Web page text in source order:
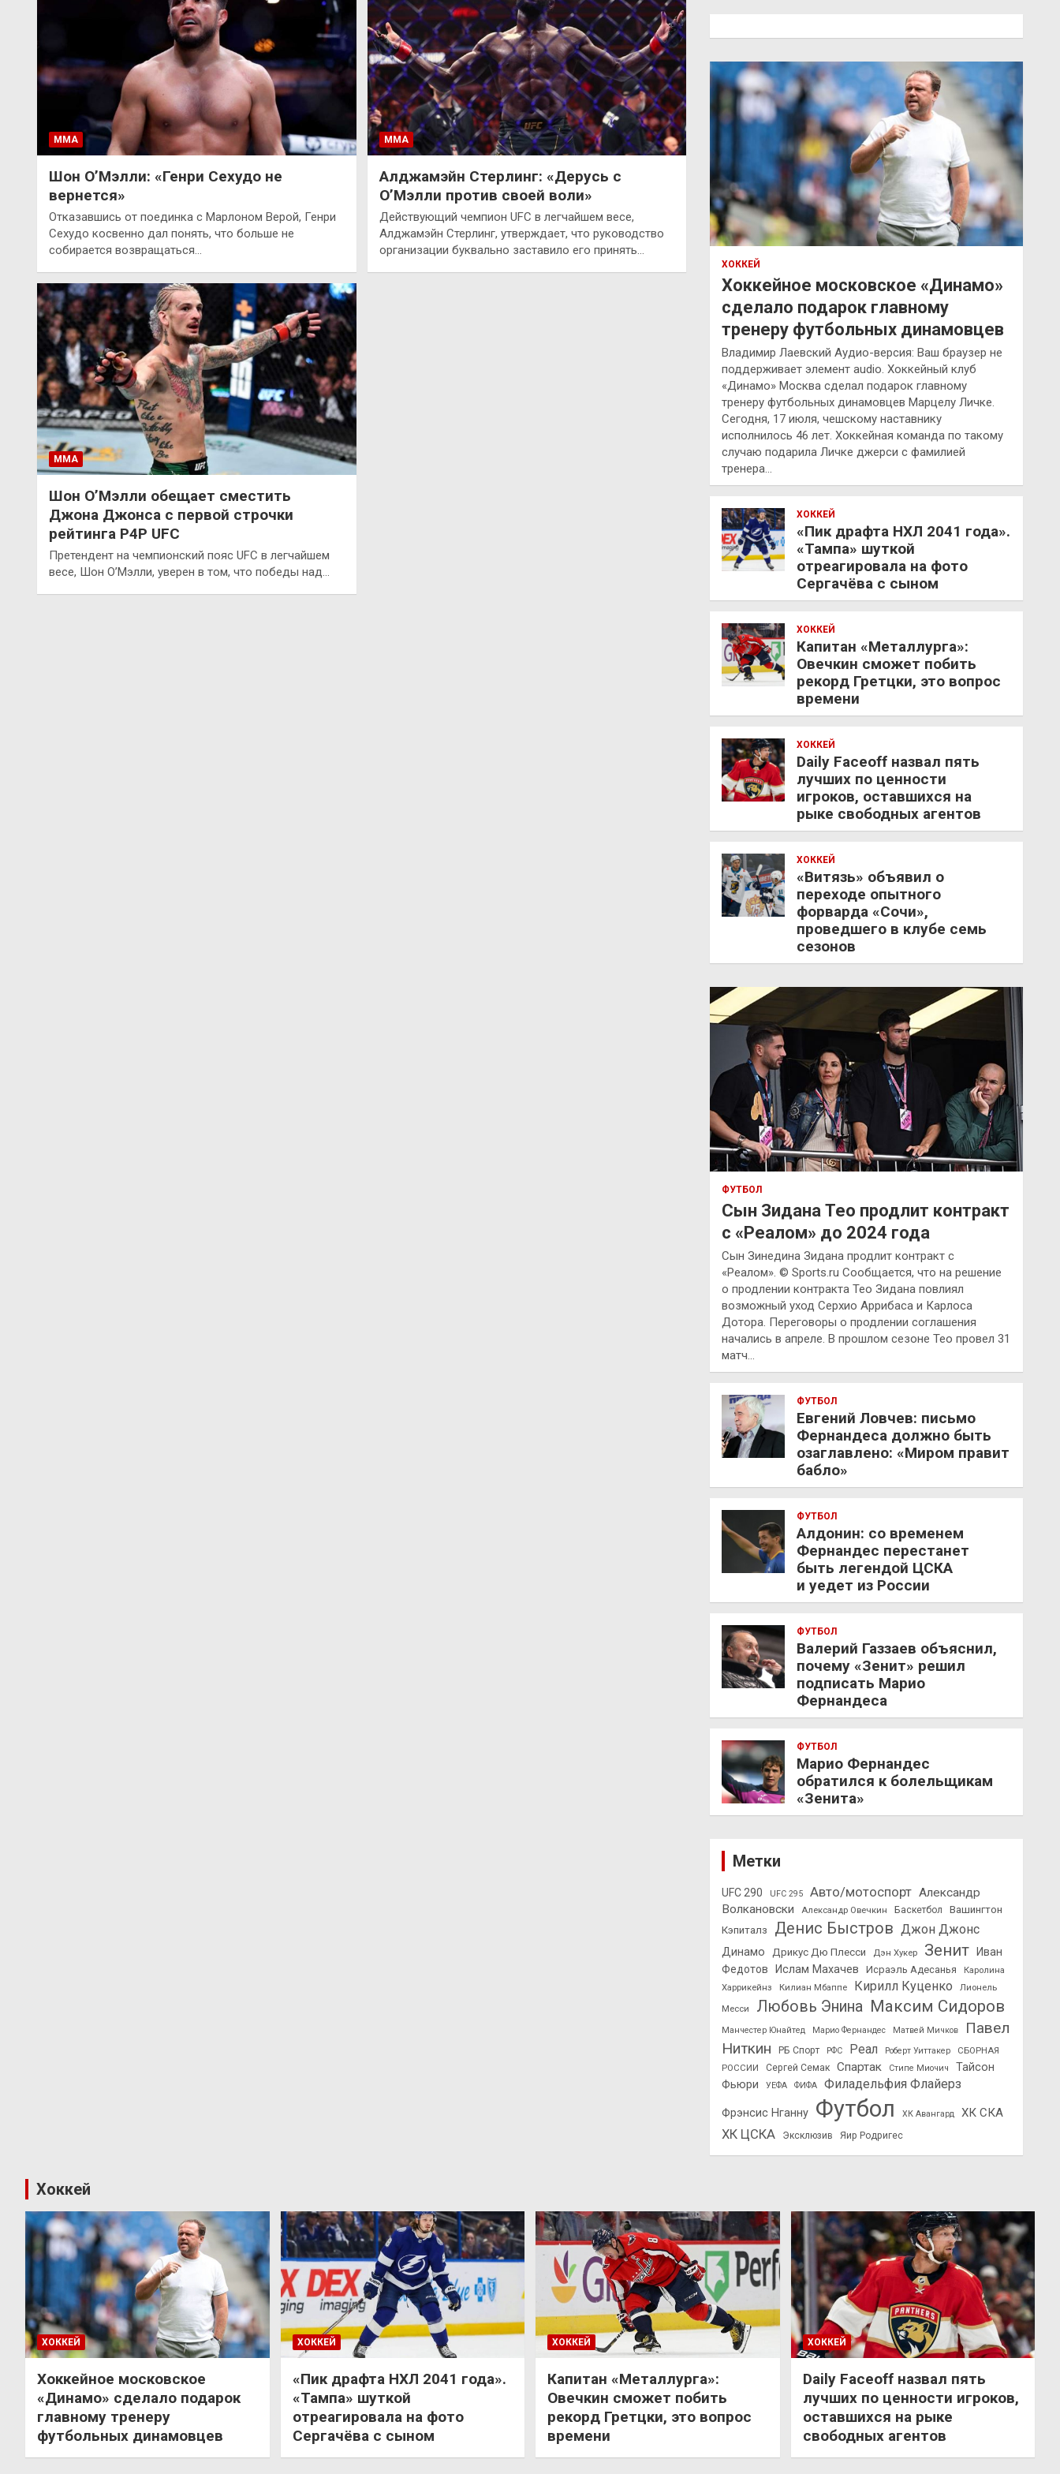
ММА
Шон О’Мэлли: «Генри Сехудо не
вернется»
Отказавшись от поединка с Марлоном Верой, Генри
Сехудо косвенно дал понять, что больше не
собирается возвращаться…
ММА
Алджамэйн Стерлинг: «Дерусь с
О’Мэлли против своей воли»
Действующий чемпион UFC в легчайшем весе,
Алджамэйн Стерлинг, утверждает, что руководство
организации буквально заставило его принять…
ММА
Шон О’Мэлли обещает сместить
Джона Джонса с первой строчки
рейтинга P4P UFC
Претендент на чемпионский пояс UFC в легчайшем
весе, Шон О’Мэлли, уверен в том, что победы над…
ХОККЕЙ
Хоккейное московское «Динамо»
сделало подарок главному
тренеру футбольных динамовцев
Владимир Лаевский Аудио-версия: Ваш браузер не
поддерживает элемент audio. Хоккейный клуб
«Динамо» Москва сделал подарок главному
тренеру футбольных динамовцев Марцелу Личке.
Сегодня, 17 июля, чешскому наставнику
исполнилось 46 лет. Хоккейная команда по такому
случаю подарила Личке джерси с фамилией
тренера…
ХОККЕЙ
«Пик драфта НХЛ 2041 года».
«Тампа» шуткой
отреагировала на фото
Сергачёва с сыном
ХОККЕЙ
Капитан «Металлурга»:
Овечкин сможет побить
рекорд Гретцки, это вопрос
времени
ХОККЕЙ
Daily Faceoff назвал пять
лучших по ценности
игроков, оставшихся на
рыке свободных агентов
ХОККЕЙ
«Витязь» объявил о
переходе опытного
форварда «Сочи»,
проведшего в клубе семь
сезонов
ФУТБОЛ
Сын Зидана Тео продлит контракт
с «Реалом» до 2024 года
Сын Зинедина Зидана продлит контракт с
«Реалом». © Sports.ru Сообщается, что на решение
о продлении контракта Тео Зидана повлиял
возможный уход Серхио Аррибаса и Карлоса
Дотора. Переговоры о продлении соглашения
начались в апреле. В прошлом сезоне Тео провел 31
матч…
ФУТБОЛ
Евгений Ловчев: письмо
Фернандеса должно быть
озаглавлено: «Миром правит
бабло»
ФУТБОЛ
Алдонин: со временем
Фернандес перестанет
быть легендой ЦСКА
и уедет из России
ФУТБОЛ
Валерий Газзаев объяснил,
почему «Зенит» решил
подписать Марио
Фернандеса
ФУТБОЛ
Марио Фернандес
обратился к болельщикам
«Зенита»
Метки
UFC 290 UFC 295 Авто/мотоспорт Александр
Волкановски
Александр Овечкин Баскетбол
Вашингтон
Кэпиталз
Денис Быстров Джон Джонс
Динамо Дрикус Дю Плесси Дэн Хукер Зенит
Иван
Федотов
Ислам Махачев Исраэль Адесанья
Каролина
Харрикейнз
Килиан Мбаппе Кирилл Куценко
Лионель
Месси
Любовь Энина Максим Сидоров
Манчестер Юнайтед Марио Фернандес Матвей Мичков
Павел
Ниткин
РБ Спорт РФС Реал Роберт Уиттакер
СБОРНАЯ
РОССИИ
Сергей Семак Спартак Стипе Миочич
Тайсон
Фьюри
УЕФА ФИФА Филадельфия Флайерз
Фрэнсис Нганну Футбол ХК Авангард ХК СКА
ХК ЦСКА Эксклюзив Яир Родригес
Хоккей
ХОККЕЙ
Хоккейное московское
«Динамо» сделало подарок
главному тренеру
футбольных динамовцев
ХОККЕЙ
«Пик драфта НХЛ 2041 года».
«Тампа» шуткой
отреагировала на фото
Сергачёва с сыном
ХОККЕЙ
Капитан «Металлурга»:
Овечкин сможет побить
рекорд Гретцки, это вопрос
времени
ХОККЕЙ
Daily Faceoff назвал пять
лучших по ценности игроков,
оставшихся на рыке
свободных агентов